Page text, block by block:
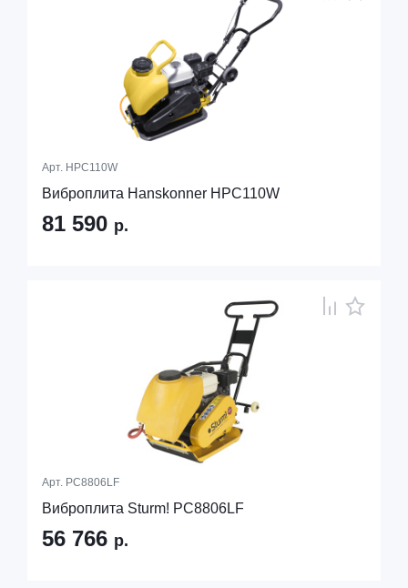
Арт. HPC110W
Виброплита Hanskonner HPC110W
81 590 р.
Арт. PC8806LF
Виброплита Sturm! PC8806LF
56 766 р.